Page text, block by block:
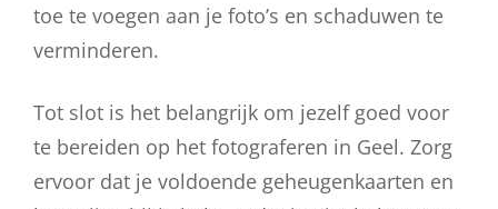
toe te voegen aan je foto’s en schaduwen te
verminderen.
Tot slot is het belangrijk om jezelf goed voor
te bereiden op het fotograferen in Geel. Zorg
ervoor dat je voldoende geheugenkaarten en